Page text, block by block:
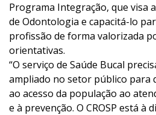
Programa Integração, que visa
de Odontologia e capacitá-lo
profissão de forma valorizada
orientativas.
“O serviço de Saúde Bucal
ampliado no setor público para
ao acesso da população ao
e à prevenção. O CROSP está à